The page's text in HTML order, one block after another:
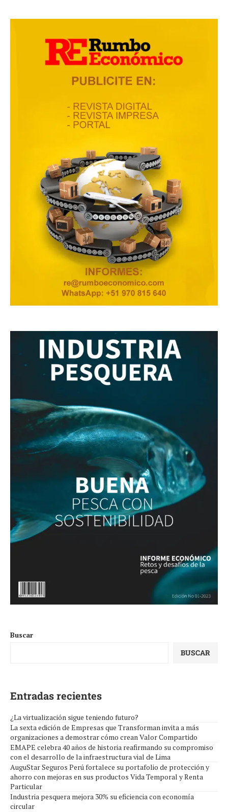
Buscar
BUSCAR
Entradas recientes
¿La virtualización sigue teniendo futuro?
La sexta edición de Empresas que Transforman invita a más
organizaciones a demostrar cómo crean Valor Compartido
EMAPE celebra 40 años de historia reafirmando su compromiso
con el desarrollo de la infraestructura vial de Lima
AuguStar Seguros Perú fortalece su portafolio de protección y
ahorro con mejoras en sus productos Vida Temporal y Renta
Particular
Industria pesquera mejora 30% su eficiencia con economía
circular